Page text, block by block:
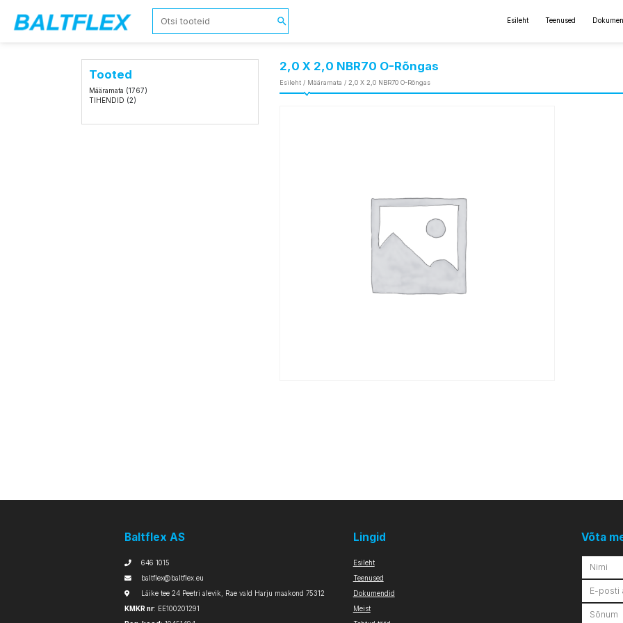
Esileht Teenused
Tooted
Määramata (1767)
TIHENDID (2)
2,0 X 2,0 NBR70 O-Rõngas
Esileht / Määramata / 2,0 X 2,0 NBR70 O-Rõngas
Baltflex AS
646 1015
baltflex@baltflex.eu
Läike tee 24 Peetri alevik, Rae vald Harju maakond 75312
KMKR nr: EE100201291
Lingid
Esileht
Teenused
Dokumendid
Meist
Võta